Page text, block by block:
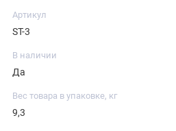
Артикул
ST-3
В наличии
Да
Вес товара в упаковке, кг
9,3